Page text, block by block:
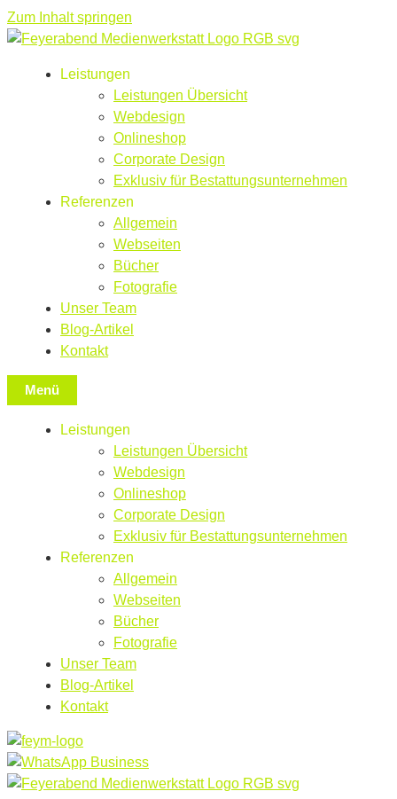
Zum Inhalt springen
Leistungen
Leistungen Übersicht
Webdesign
Onlineshop
Corporate Design
Exklusiv für Bestattungsunternehmen
Referenzen
Allgemein
Webseiten
Bücher
Fotografie
Unser Team
Blog-Artikel
Kontakt
Menü
Leistungen
Leistungen Übersicht
Webdesign
Onlineshop
Corporate Design
Exklusiv für Bestattungsunternehmen
Referenzen
Allgemein
Webseiten
Bücher
Fotografie
Unser Team
Blog-Artikel
Kontakt